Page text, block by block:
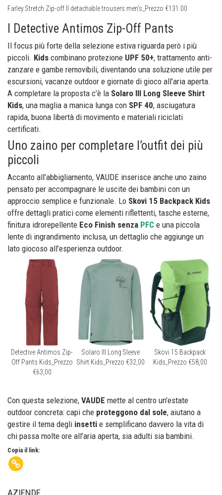
Farley Stretch Zip-off II detachable trousers men’s_Prezzo €131.00
I Detective Antimos Zip-Off Pants
Il focus più forte della selezione estiva riguarda però i più
piccoli. Kids combinano protezione UPF 50+, trattamento anti-
zanzare e gambe removibili, diventando una soluzione utile per
escursioni, vacanze outdoor e giornate di gioco all’aria aperta.
A completare la proposta c’è la Solaro III Long Sleeve Shirt
Kids, una maglia a manica lunga con SPF 40, asciugatura
rapida, buona libertà di movimento e materiali riciclati
certificati.
Uno zaino per completare l’outfit dei più
piccoli
Accanto all’abbigliamento, VAUDE inserisce anche uno zaino
pensato per accompagnare le uscite dei bambini con un
approccio semplice e funzionale. Lo Skovi 15 Backpack Kids
offre dettagli pratici come elementi riflettenti, tasche esterne,
finitura idrorepellente Eco Finish senza PFC e una piccola
lente di ingrandimento inclusa, un dettaglio che aggiunge un
lato giocoso all’esperienza outdoor.
Detective Antimos Zip-
Off Pants Kids_Prezzo
€63,00
Solaro III Long Sleeve
Shirt Kids_Prezzo €32,00
Skovi 15 Backpack
Kids_Prezzo €58,00
Con questa selezione, VAUDE mette al centro un’estate
outdoor concreta: capi che proteggono dal sole, aiutano a
gestire il tema degli insetti e semplificano davvero la vita di
chi passa molte ore all’aria aperta, sia adulti sia bambini.
Copia il link:
AZIENDE